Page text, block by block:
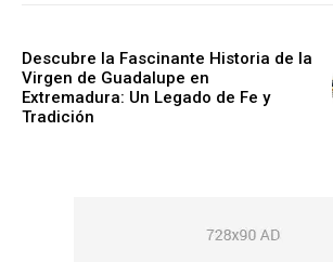
Descubre la Fascinante Historia de la
Virgen de Guadalupe en
Extremadura: Un Legado de Fe y
Tradición